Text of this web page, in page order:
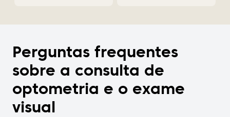
Perguntas frequentes
sobre a consulta de
optometria e o exame
visual